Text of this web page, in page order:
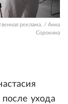
реклама. / Анна
Сорокина
ухода